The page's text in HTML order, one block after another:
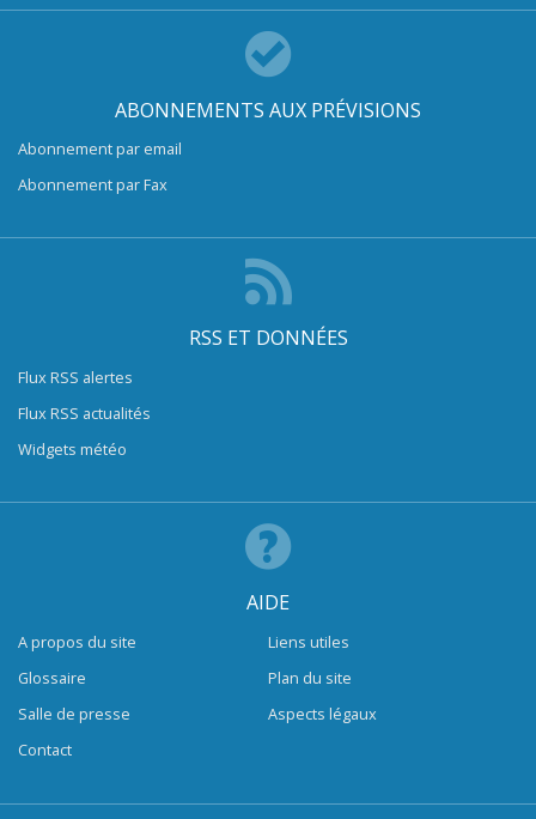
ABONNEMENTS AUX PRÉVISIONS
Abonnement par email
Abonnement par Fax
RSS ET DONNÉES
Flux RSS alertes
Flux RSS actualités
Widgets météo
AIDE
A propos du site
Glossaire
Salle de presse
Contact
Liens utiles
Plan du site
Aspects légaux